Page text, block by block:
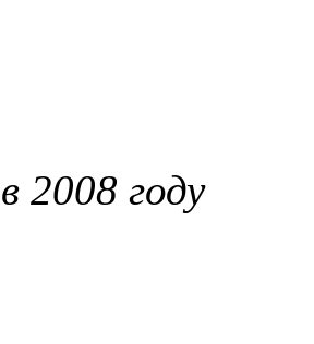
2008 году